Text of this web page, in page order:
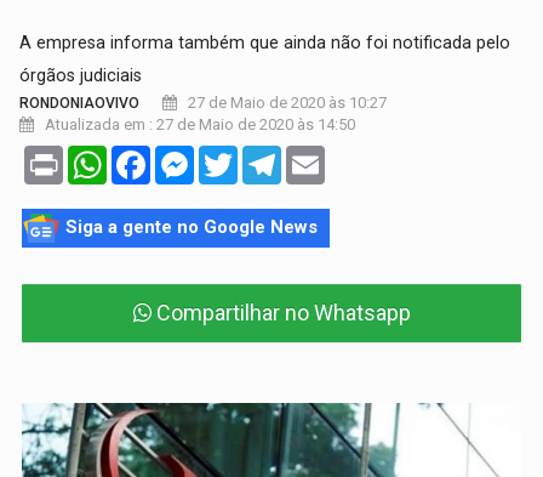
A empresa informa também que ainda não foi notificada pelo
órgãos judiciais
RONDONIAOVIVO
27 de Maio de 2020 às 10:27
Atualizada em : 27 de Maio de 2020 às 14:50
Print WhatsAppFacebookMessenger
TwitterTelegram
Siga a gente no Google News
Compartilhar no Whatsapp